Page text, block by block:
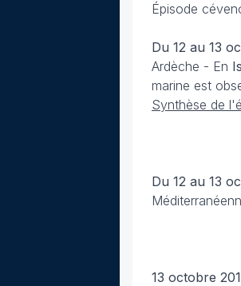
Épisode
Du 12 au 13
Ardèche - En
marine est
Synthèse de
Du 12 au 13
13 octobre